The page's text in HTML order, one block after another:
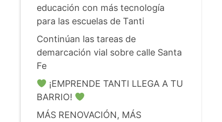
educación con más tecnología
para las escuelas de Tanti
Continúan las tareas de
demarcación vial sobre calle Santa
Fe
¡EMPRENDE TANTI LLEGA A TU
BARRIO!
MÁS RENOVACIÓN, MÁS